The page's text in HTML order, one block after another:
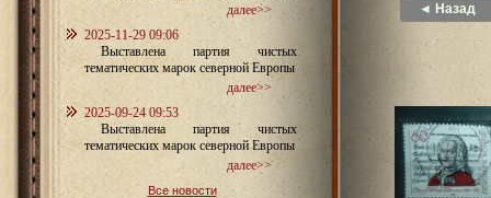
далее>>
2025-11-29 09:06
Выставлена партия чистых
тематических марок северной Европы
далее>>
2025-09-24 09:53
Выставлена партия чистых
тематических марок северной Европы
далее>>
Все новости
◄ Назад